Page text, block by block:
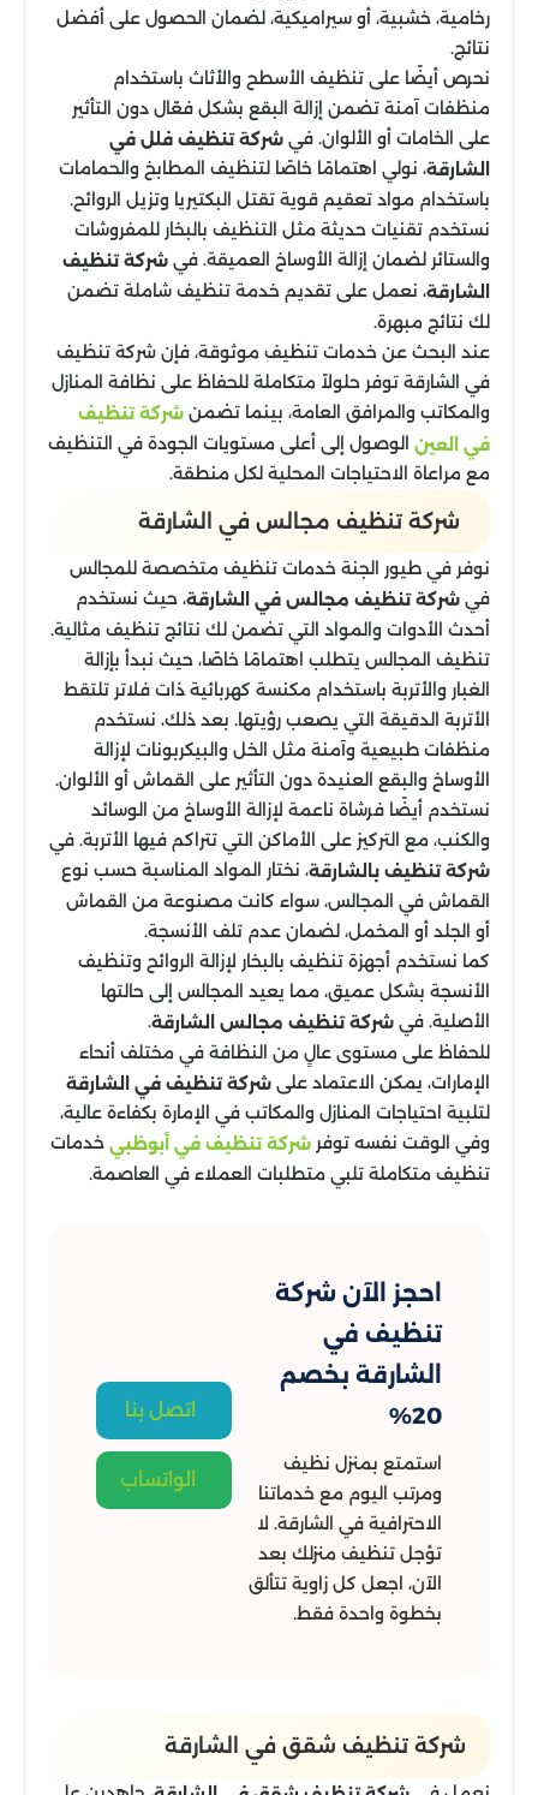
رخامية، خشبية، أو سيراميكية، لضمان الحصول على أفضل
نتائج.
نحرص أيضًا على تنظيف الأسطح والأثاث باستخدام
منظفات آمنة تضمن إزالة البقع بشكل فعّال دون التأثير
على الخامات أو الألوان. في شركة تنظيف فلل في
الشارقة، نولي اهتمامًا خاصًا لتنظيف المطابخ والحمامات
باستخدام مواد تعقيم قوية تقتل البكتيريا وتزيل الروائح.
نستخدم تقنيات حديثة مثل التنظيف بالبخار للمفروشات
والستائر لضمان إزالة الأوساخ العميقة. في شركة تنظيف
الشارقة، نعمل على تقديم خدمة تنظيف شاملة تضمن
لك نتائج مبهرة.
عند البحث عن خدمات تنظيف موثوقة، فإن شركة تنظيف
في الشارقة توفر حلولاً متكاملة للحفاظ على نظافة المنازل
والمكاتب والمرافق العامة، بينما تضمن شركة تنظيف
في العين الوصول إلى أعلى مستويات الجودة في التنظيف
مع مراعاة الاحتياجات المحلية لكل منطقة.
شركة تنظيف مجالس​ في الشارقة
نوفر في طيور الجنة خدمات تنظيف متخصصة للمجالس
في شركة تنظيف مجالس في الشارقة، حيث نستخدم
أحدث الأدوات والمواد التي تضمن لك نتائج تنظيف مثالية.
تنظيف المجالس يتطلب اهتمامًا خاصًا، حيث نبدأ بإزالة
الغبار والأتربة باستخدام مكنسة كهربائية ذات فلاتر تلتقط
الأتربة الدقيقة التي يصعب رؤيتها. بعد ذلك، نستخدم
منظفات طبيعية وآمنة مثل الخل والبيكربونات لإزالة
الأوساخ والبقع العنيدة دون التأثير على القماش أو الألوان.
نستخدم أيضًا فرشاة ناعمة لإزالة الأوساخ من الوسائد
والكنب، مع التركيز على الأماكن التي تتراكم فيها الأتربة. في
شركة تنظيف بالشارقة، نختار المواد المناسبة حسب نوع
القماش في المجالس، سواء كانت مصنوعة من القماش
أو الجلد أو المخمل، لضمان عدم تلف الأنسجة.
كما نستخدم أجهزة تنظيف بالبخار لإزالة الروائح وتنظيف
الأنسجة بشكل عميق، مما يعيد المجالس إلى حالتها
الأصلية. في شركة تنظيف مجالس الشارقة.
للحفاظ على مستوى عالٍ من النظافة في مختلف أنحاء
الإمارات، يمكن الاعتماد على شركة تنظيف في الشارقة
لتلبية احتياجات المنازل والمكاتب في الإمارة بكفاءة عالية،
وفي الوقت نفسه توفر شركة تنظيف في أبوظبي خدمات
تنظيف متكاملة تلبي متطلبات العملاء في العاصمة.
احجز الآن شركة
تنظيف في
الشارقة بخصم
20%
استمتع بمنزل نظيف
ومرتب اليوم مع خدماتنا
الاحترافية في الشارقة. لا
تؤجل تنظيف منزلك بعد
الآن، اجعل كل زاوية تتألق
بخطوة واحدة فقط.
اتصل بنا
الواتساب
شركة تنظيف شقق​ في الشارقة